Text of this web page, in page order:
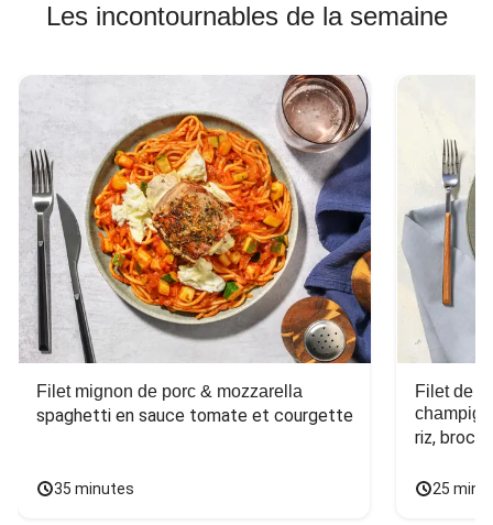
Les incontournables de la semaine
Filet mignon de porc & mozzarella
spaghetti en sauce tomate et courgette
35 minutes
Filet de
riz,
25